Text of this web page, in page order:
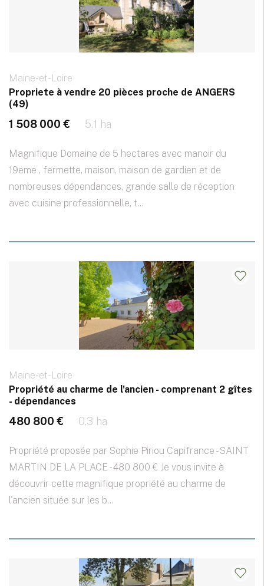
Maine-et-Loire
Propriete à vendre 20 pièces proche de ANGERS
(49)
1 508 000 € 5.1 ha
Magnifique Domaine de 5 hectares avec manoir du
19eme , fermette, maison, maison de gardien et de
nombreuses dépendances, grande salle de réception
avec cuisine professionnelle, t...
Maine-et-Loire
Propriété au charme de l'ancien - comprenant 2 gîtes
- dépendances
480 800 € 0.3 ha
Propriété proposée par Sophie Piriou Capifrance - SAINT
MARTIN DE LA PLACE - 480 800 € Je vous invite à
découvrir cette magnifique propriété au charme de
l'ancien située sur les b...